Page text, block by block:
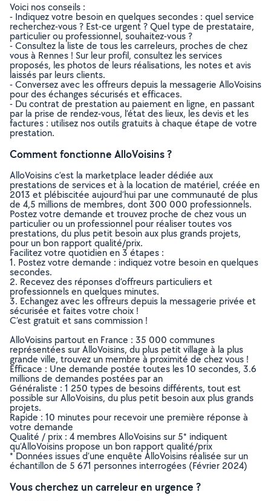
Voici nos conseils :
- Indiquez votre besoin en quelques secondes : quel service
recherchez-vous ? Est-ce urgent ? Quel type de prestataire,
particulier ou professionnel, souhaitez-vous ?
- Consultez la liste de tous les carreleurs, proches de chez
vous à Rennes ! Sur leur profil, consultez les services
proposés, les photos de leurs réalisations, les notes et avis
laissés par leurs clients.
- Conversez avec les offreurs depuis la messagerie AlloVoisins
pour des échanges sécurisés et efficaces.
- Du contrat de prestation au paiement en ligne, en passant
par la prise de rendez-vous, l’état des lieux, les devis et les
factures : utilisez nos outils gratuits à chaque étape de votre
prestation.
Comment fonctionne AlloVoisins ?
AlloVoisins c’est la marketplace leader dédiée aux
prestations de services et à la location de matériel, créée en
2013 et plébiscitée aujourd’hui par une communauté de plus
de 4,5 millions de membres, dont 300 000 professionnels.
Postez votre demande et trouvez proche de chez vous un
particulier ou un professionnel pour réaliser toutes vos
prestations, du plus petit besoin aux plus grands projets,
pour un bon rapport qualité/prix.
Facilitez votre quotidien en 3 étapes :
1. Postez votre demande : indiquez votre besoin en quelques
secondes.
2. Recevez des réponses d’offreurs particuliers et
professionnels en quelques minutes.
3. Echangez avec les offreurs depuis la messagerie privée et
sécurisée et faites votre choix !
C’est gratuit et sans commission !
AlloVoisins partout en France : 35 000 communes
représentées sur AlloVoisins, du plus petit village à la plus
grande ville, trouvez un membre à proximité de chez vous !
Efficace : Une demande postée toutes les 10 secondes, 3.6
millions de demandes postées par an
Généraliste : 1 250 types de besoins différents, tout est
possible sur AlloVoisins, du plus petit besoin aux plus grands
projets.
Rapide : 10 minutes pour recevoir une première réponse à
votre demande
Qualité / prix : 4 membres AlloVoisins sur 5* indiquent
qu’AlloVoisins propose un bon rapport qualité/prix
* Données issues d’une enquête AlloVoisins réalisée sur un
échantillon de 5 671 personnes interrogées (Février 2024)
Vous cherchez un carreleur en urgence ?